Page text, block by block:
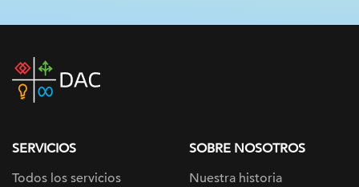
DAC
home
SERVICIOS
Todos los servicios
SOBRE NOSOTROS
Nuestra historia